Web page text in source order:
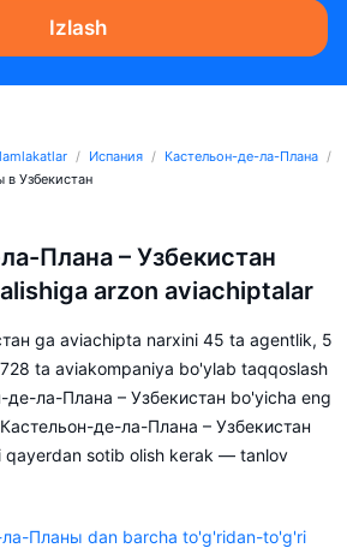
Izlash
Испания
Кастельон-де-ла-Плана
в Узбекистан
Плана – Узбекистан
arzon aviachiptalar
ga aviachipta narxini 45 ta agentlik, 5
ta aviakompaniya bo'ylab taqqoslash
де-ла-Плана – Узбекистан bo'yicha eng
де-ла-Плана – Узбекистан
qayerdan sotib olish kerak — tanlov
ла-Планы dan barcha to'g'ridan-to'g'ri